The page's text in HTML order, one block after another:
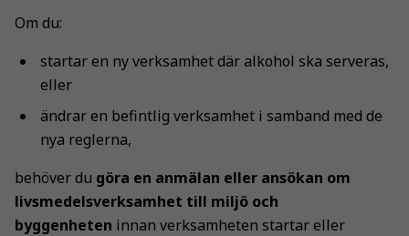
Om du:
startar en ny verksamhet där alkohol ska serveras,
eller
ändrar en befintlig verksamhet i samband med de
nya reglerna,
behöver du göra en anmälan eller ansökan om
livsmedelsverksamhet till miljö och
byggenheten innan verksamheten startar eller